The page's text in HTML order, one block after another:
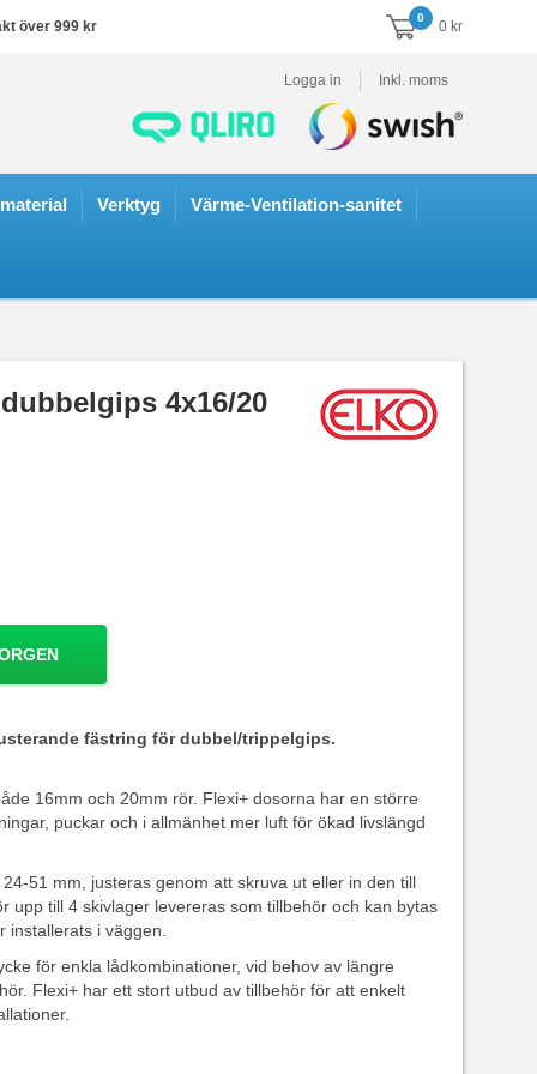
0
0 kr
över 999 kr
Logga in Inkl. moms
Verktyg Värme-Ventilation-sanitet
4x16/20
fästring för dubbel/trippelgips.
16mm och 20mm rör. Flexi+ dosorna har en större
puckar och i allmänhet mer luft för ökad livslängd
51 mm, justeras genom att skruva ut eller in den till
upp till 4 skivlager levereras som tillbehör och kan bytas
installerats i väggen.
för enkla lådkombinationer, vid behov av längre
Flexi+ har ett stort utbud av tillbehör för att enkelt